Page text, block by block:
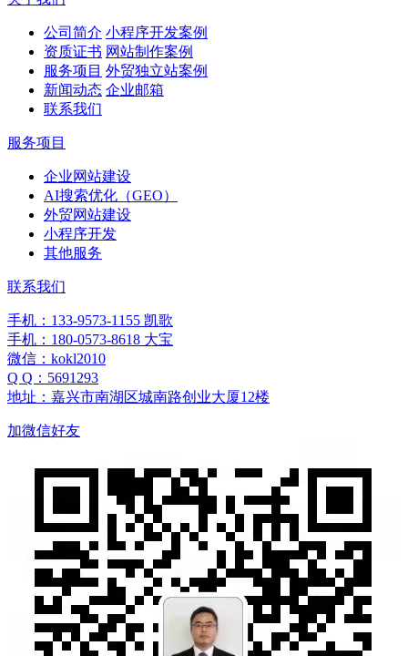
公司简介 小程序开发案例
资质证书 网站制作案例
服务项目 外贸独立站案例
新闻动态 企业邮箱
联系我们
服务项目
企业网站建设
AI搜索优化（GEO）
外贸网站建设
小程序开发
其他服务
联系我们
手机：133-9573-1155 凯歌
手机：180-0573-8618 大宝
微信：kokl2010
Q Q：5691293
地址：嘉兴市南湖区城南路创业大厦12楼
加微信好友